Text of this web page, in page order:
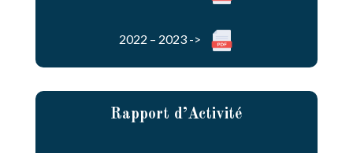
2022 – 2023 ->
Rapport d’Activité